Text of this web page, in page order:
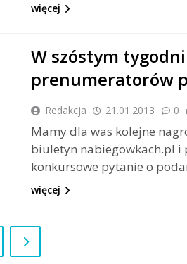
więcej
W szóstym
prenumeratorów
Redakcja 21.01.2013 0
Mamy dla was kolejne
biuletyn nabiegowkach.pl i
konkursowe pytanie o
więcej